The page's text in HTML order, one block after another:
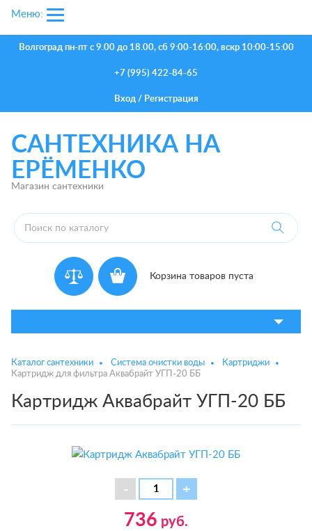
Волгоград пн-пт с 9.00 до 18.00, сб 9:00-16:00, вскр 10:00-15:00
+7 (995) 422-84-65
Вход/ Регистрация
САНТЕХНИКА НА
ЕРЁМЕНКО
Магазин сантехники
Корзина товаров пуста
Меню:
Каталог сантехники Система очистки воды
Картриджи
Картридж для фильтра Аквабрайт УГП-20 ББ
Картридж Аквабрайт УГП-20 ББ
736 руб.